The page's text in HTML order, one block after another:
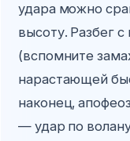
удара можно
высоту. Разбег
(вспомните
нарастающей
наконец,
— удар по